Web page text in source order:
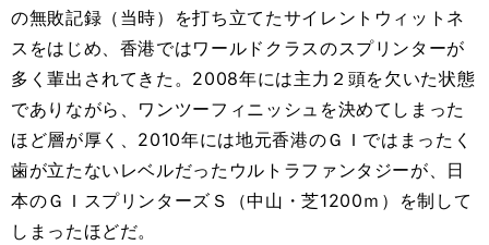
の無敗記録（当時）を打ち立てたサイレントウィットネ
スをはじめ、香港ではワールドクラスのスプリンターが
多く輩出されてきた。2008年には主力２頭を欠いた状態
でありながら、ワンツーフィニッシュを決めてしまった
ほど層が厚く、2010年には地元香港のＧＩではまったく
歯が立たないレベルだったウルトラファンタジーが、日
本のＧＩスプリンターズＳ（中山・芝1200ｍ）を制して
しまったほどだ。